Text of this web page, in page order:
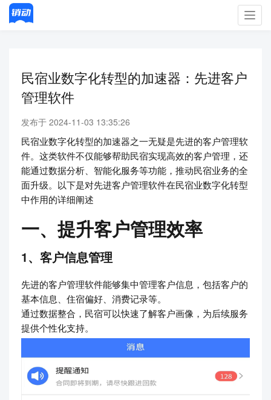
民宿业数字化转型的加速器：先进客户
管理软件
发布于 2024-11-03 13:35:26
民宿业数字化转型的加速器之一无疑是先进的客户管理软
件。这类软件不仅能够帮助民宿实现高效的客户管理，还
能通过数据分析、智能化服务等功能，推动民宿业务的全
面升级。以下是对先进客户管理软件在民宿业数字化转型
中作用的详细阐述
一、提升客户管理效率
1、客户信息管理
先进的客户管理软件能够集中管理客户信息，包括客户的
基本信息、住宿偏好、消费记录等。
通过数据整合，民宿可以快速了解客户画像，为后续服务
提供个性化支持。